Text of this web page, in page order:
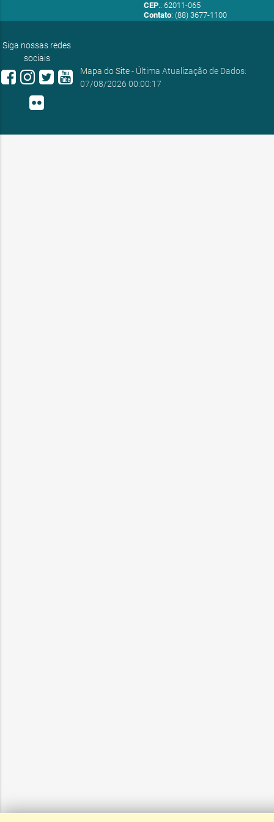
CEP.: 62011-065
Contato: (88) 3677-1100
Siga nossas redes
sociais
Mapa do Site- Última Atualização de Dados:
07/08/2026 00:00:17